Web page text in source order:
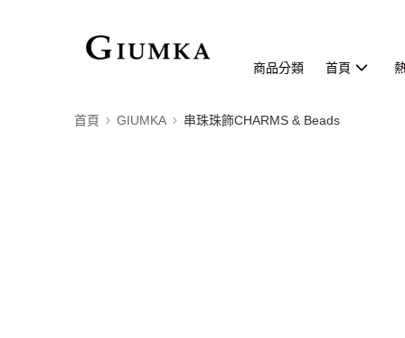
商品分類 首頁
首頁 GIUMKA 串珠珠飾CHARMS & Beads